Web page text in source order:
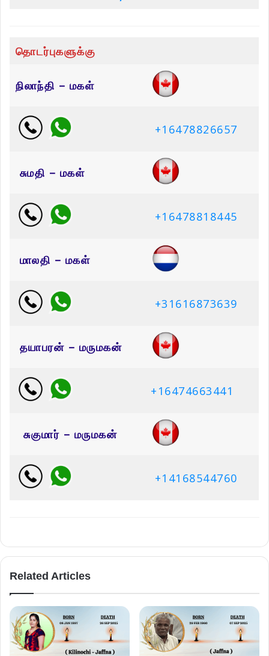
தொடர்புகளுக்கு
நிலாந்தி – மகள்
+16478826657
சுமதி – மகள்
+16478818445
மாலதி – மகள்
+31616873639
தயாபரன் – மருமகன்
+16474663441
சுகுமார் – மருமகன்
+14168544760
Related Articles